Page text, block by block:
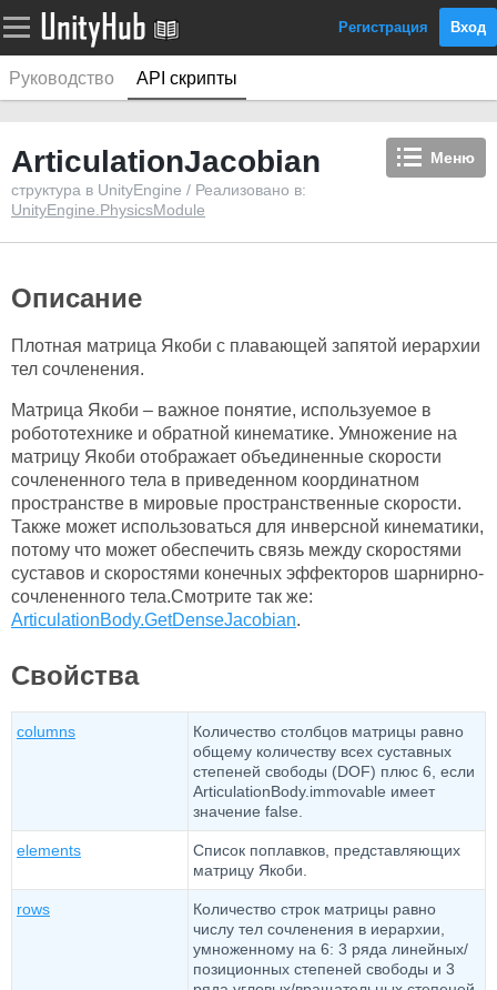
Регистрация Вход
Руководство API скрипты
Меню
ArticulationJacobian
структура в UnityEngine / Реализовано в:
UnityEngine.PhysicsModule
Описание
Плотная матрица Якоби с плавающей запятой иерархии
тел сочленения.
Матрица Якоби – важное понятие, используемое в
робототехнике и обратной кинематике. Умножение на
матрицу Якоби отображает объединенные скорости
сочлененного тела в приведенном координатном
пространстве в мировые пространственные скорости.
Также может использоваться для инверсной кинематики,
потому что может обеспечить связь между скоростями
суставов и скоростями конечных эффекторов шарнирно-
сочлененного тела.Смотрите так же:
ArticulationBody.GetDenseJacobian.
Свойства
columns
Количество столбцов матрицы равно
общему количеству всех суставных
степеней свободы (DOF) плюс 6, если
ArticulationBody.immovable имеет
значение false.
elements
Список поплавков, представляющих
матрицу Якоби.
rows
Количество строк матрицы равно
числу тел сочленения в иерархии,
умноженному на 6: 3 ряда линейных/
позиционных степеней свободы и 3